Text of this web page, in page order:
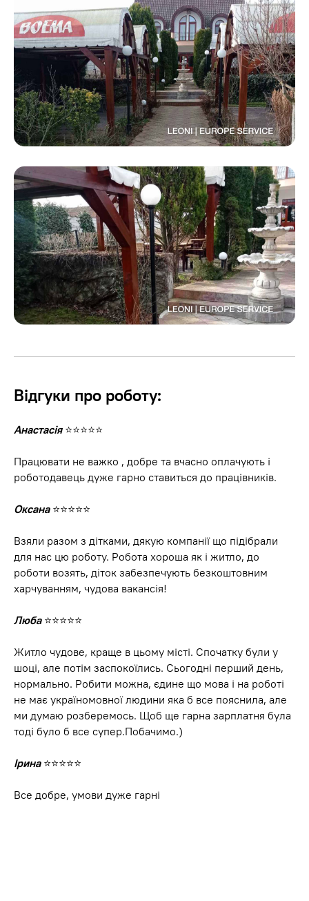
Відгуки про роботу:
Анастасія ⭐⭐⭐⭐⭐
Працювати не важко , добре та вчасно оплачують і
роботодавець дуже гарно ставиться до працівників.
Оксана ⭐⭐⭐⭐⭐
Взяли разом з дітками, дякую компанії що підібрали
для нас цю роботу. Робота хороша як і житло, до
роботи возять, діток забезпечують безкоштовним
харчуванням, чудова вакансія!
Люба ⭐⭐⭐⭐⭐
Житло чудове, краще в цьому місті. Спочатку були у
шоці, але потім заспокоїлись. Сьогодні перший день,
нормально. Робити можна, єдине що мова і на роботі
не має україномовної людини яка б все пояснила, але
ми думаю розберемось. Щоб ще гарна зарплатня була
тоді було б все супер.Побачимо.)
Ірина ⭐⭐⭐⭐⭐
Все добре, умови дуже гарні
Канал у Viber
Viber канал Українці за кордоном
кордоном
Актуальні новини та вакансії від